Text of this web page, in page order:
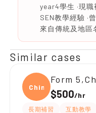
year4學生 ·現職
SEN教學經驗 ·
來自傳統及地區
Similar cases
Chine
Form
$500/hr
長期補習 互動教學